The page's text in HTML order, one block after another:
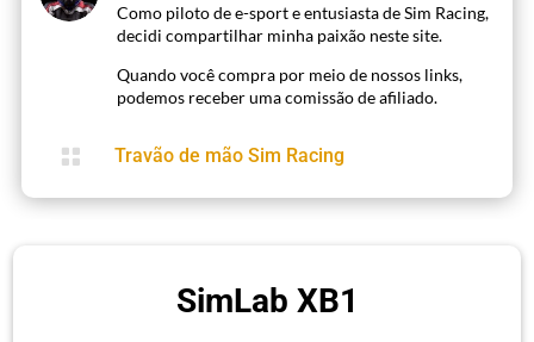
Como piloto de e-sport e entusiasta de Sim Racing,
decidi compartilhar minha paixão neste site.
Quando você compra por meio de nossos links,
podemos receber uma comissão de afiliado.
 Travão de mão Sim Racing
SimLab XB1